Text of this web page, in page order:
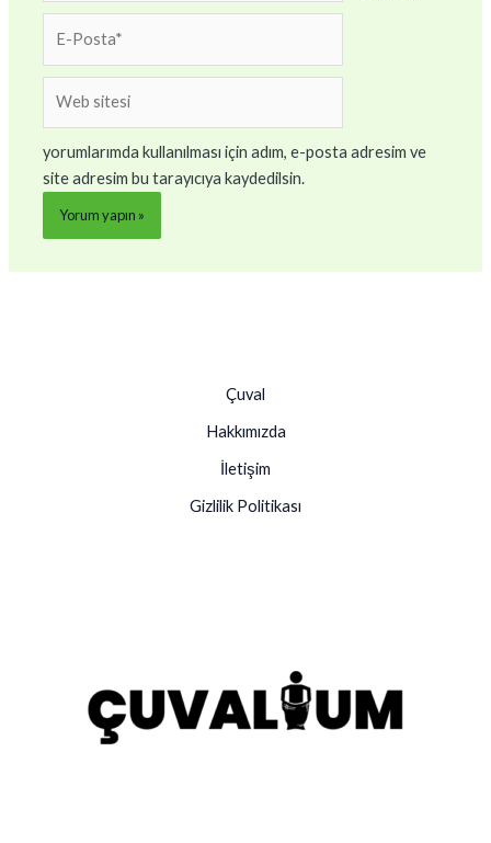
Posta*
yorumlarımda kullanılması için adım, e-posta adresim ve
site adresim bu tarayıcıya kaydedilsin.
Çuval
Hakkımızda
İletişim
Gizlilik Politikası